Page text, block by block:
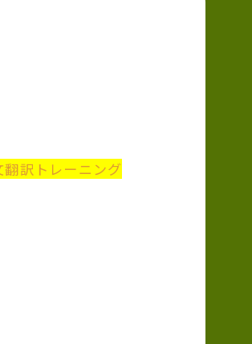
訳トレーニング